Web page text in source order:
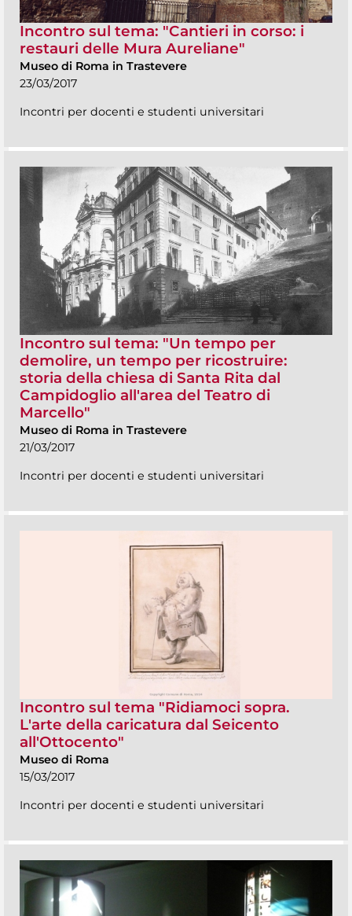
Incontro sul tema: "Cantieri in corso: i
restauri delle Mura Aureliane"
Museo di Roma in Trastevere
23/03/2017
Incontri per docenti e studenti universitari
Incontro sul tema: "Un tempo per
demolire, un tempo per ricostruire:
storia della chiesa di Santa Rita dal
Campidoglio all'area del Teatro di
Marcello"
Museo di Roma in Trastevere
21/03/2017
Incontri per docenti e studenti universitari
Incontro sul tema "Ridiamoci sopra.
L'arte della caricatura dal Seicento
all'Ottocento"
Museo di Roma
15/03/2017
Incontri per docenti e studenti universitari